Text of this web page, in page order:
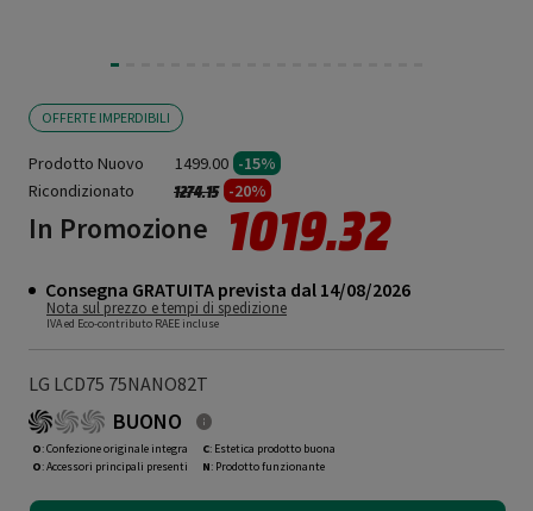
OFFERTE IMPERDIBILI
Prodotto Nuovo 1499.00 -15%
Ricondizionato
Prezzo ridotto da
1274.15a -20%
In Promozione 1019.32
Consegna GRATUITA prevista dal 14/08/2026
Nota sul prezzo e tempi di spedizione
IVA ed Eco-contributo RAEE incluse
LG LCD75 75NANO82T
BUONO
O: Confezione originale integra
O: Accessori principali presenti
C: Estetica prodotto buona
N: Prodotto funzionante